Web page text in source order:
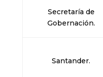
Secretaría de
Gobernación.
Santander.